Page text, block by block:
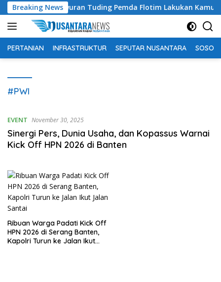
Langsung
ke
konten
Breaking News
Lamawuran Tuding Pemda Flotim Lakukan Kamuflase
PERTANIAN INFRASTRUKTUR SEPUTAR NUSANTARA SOSOK
#PWI
EVENT November 30, 2025
Sinergi Pers, Dunia Usaha, dan Kopassus Warnai
Kick Off HPN 2026 di Banten
Ribuan Warga Padati Kick Off
HPN 2026 di Serang Banten,
Kapolri Turun ke Jalan Ikut